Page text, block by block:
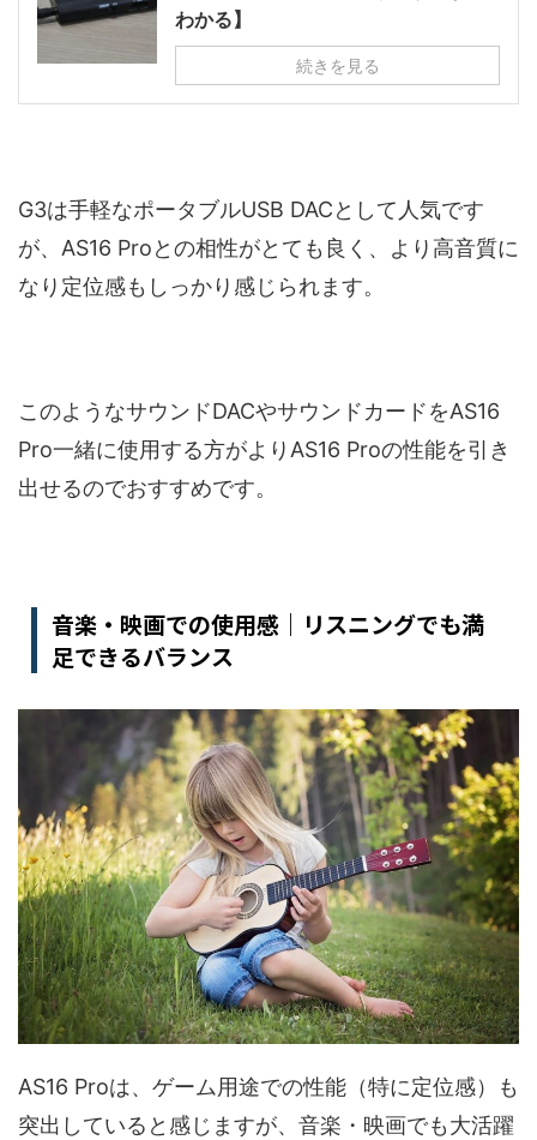
わかる】
続きを見る
G3は手軽なポータブルUSB DACとして人気です
が、AS16 Proとの相性がとても良く、より高音質に
なり定位感もしっかり感じられます。
このようなサウンドDACやサウンドカードをAS16
Pro一緒に使用する方がよりAS16 Proの性能を引き
出せるのでおすすめです。
音楽・映画での使用感｜リスニングでも満
足できるバランス
AS16 Proは、ゲーム用途での性能（特に定位感）も
突出していると感じますが、音楽・映画でも大活躍